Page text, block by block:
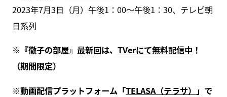
2023年7月3日（月）午後1：00～午後1：30、テレビ朝
日系列
※『徹子の部屋』最新回は、 TVerにて無料配信中 ！
（期間限定）
※動画配信プラットフォーム「TELASA（テラサ） 」で